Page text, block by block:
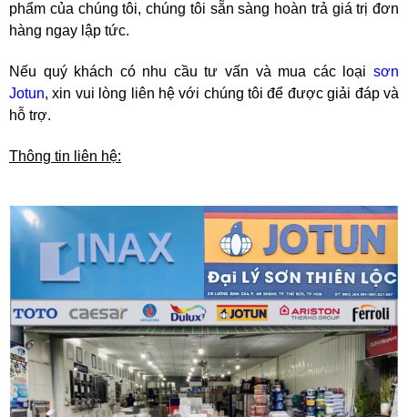
phẩm của chúng tôi, chúng tôi sẵn sàng hoàn trả giá trị đơn
hàng ngay lập tức.
Nếu quý khách có nhu cầu tư vấn và mua các loại sơn
Jotun, xin vui lòng liên hệ với chúng tôi để được giải đáp và
hỗ trợ.
Thông tin liên hệ: